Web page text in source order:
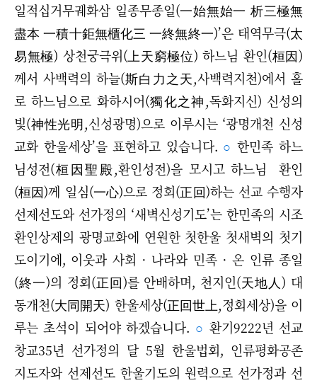
일적십거무궤화삼 일종무종일(一始無始一 析三極無
盡本 一積十鉅無櫃化三 一終無終一)’은 태역무극(太
易無極) 상천궁극위(上天窮極位) 하느님 환인(桓因)
께서 사백력의 하늘(斯白力之天,사백력지천)에서 홀
로 하느님으로 화하시어(獨化之神,독화지신) 신성의
빛(神性光明,신성광명)으로 이루시는 ‘광명개천 신성
교화 한울세상’을 표현하고 있습니다. ○ 한민족 하느
님성전(桓因聖殿,환인성전)을 모시고 하느님 환인
(桓因)께 일심(一心)으로 정회(正回)하는 선교 수행자
선제선도와 선가정의 ‘새벽신성기도’는 한민족의 시조
환인상제의 광명교화에 연원한 첫한울 첫새벽의 첫기
도이기에, 이웃과 사회 · 나라와 민족 · 온 인류 종일
(終一)의 정회(正回)를 안배하며, 천지인(天地人) 대
동개천(大同開天) 한울세상(正回世上,정회세상)을이
루는 초석이 되어야 하겠습니다. ○ 환기9222년 선교
창교35년 선가정의 달 5월 한울법회, 인류평화공존
지도자와 선제선도 한울기도의 원력으로 선가정과 선